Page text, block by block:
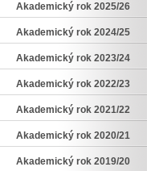
Akademický rok 2025/26
Akademický rok 2024/25
Akademický rok 2023/24
Akademický rok 2022/23
Akademický rok 2021/22
Akademický rok 2020/21
Akademický rok 2019/20